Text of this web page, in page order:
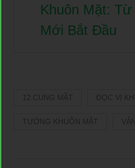
Khuôn Mặt:
Mới Bắt Đầu
TƯỚNG KHUÔN MẶT